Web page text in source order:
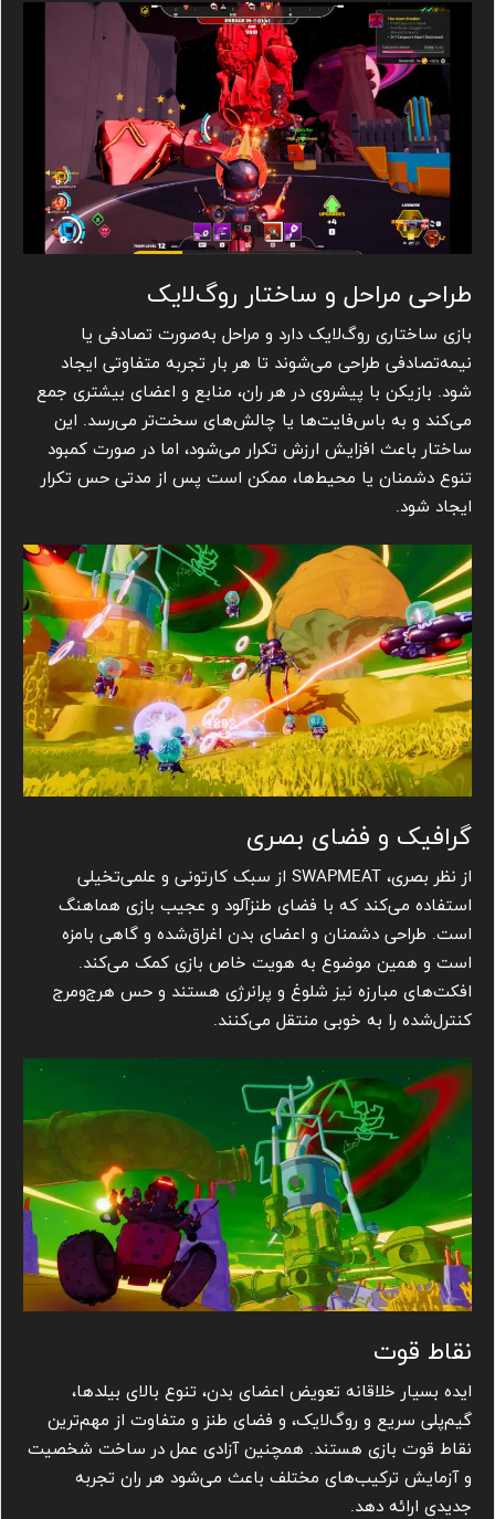
طراحی مراحل و ساختار روگ‌لایک
بازی ساختاری روگ‌لایک دارد و مراحل به‌صورت تصادفی یا
نیمه‌تصادفی طراحی می‌شوند تا هر بار تجربه متفاوتی ایجاد
شود. بازیکن با پیشروی در هر ران، منابع و اعضای بیشتری جمع
می‌کند و به باس‌فایت‌ها یا چالش‌های سخت‌تر می‌رسد. این
ساختار باعث افزایش ارزش تکرار می‌شود، اما در صورت کمبود
تنوع دشمنان یا محیط‌ها، ممکن است پس از مدتی حس تکرار
ایجاد شود.
گرافیک و فضای بصری
از نظر بصری، SWAPMEAT از سبک کارتونی و علمی‌تخیلی
استفاده می‌کند که با فضای طنزآلود و عجیب بازی هماهنگ
است. طراحی دشمنان و اعضای بدن اغراق‌شده و گاهی بامزه
است و همین موضوع به هویت خاص بازی کمک می‌کند.
افکت‌های مبارزه نیز شلوغ و پرانرژی هستند و حس هرج‌ومرج
کنترل‌شده را به خوبی منتقل می‌کنند.
نقاط قوت
ایده بسیار خلاقانه تعویض اعضای بدن، تنوع بالای بیلدها،
گیم‌پلی سریع و روگ‌لایک، و فضای طنز و متفاوت از مهم‌ترین
نقاط قوت بازی هستند. همچنین آزادی عمل در ساخت شخصیت
و آزمایش ترکیب‌های مختلف باعث می‌شود هر ران تجربه
جدیدی ارائه دهد.